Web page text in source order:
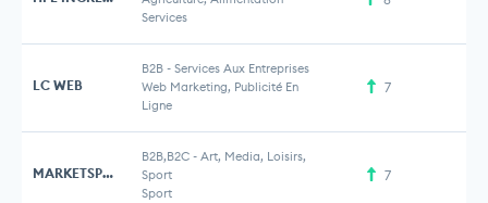
Services
LC WEB
B2B - Services Aux Entreprises
Web Marketing, Publicité En
Ligne
7
MARKETSPORT
B2B,B2C - Art, Media, Loisirs,
Sport
Sport
7